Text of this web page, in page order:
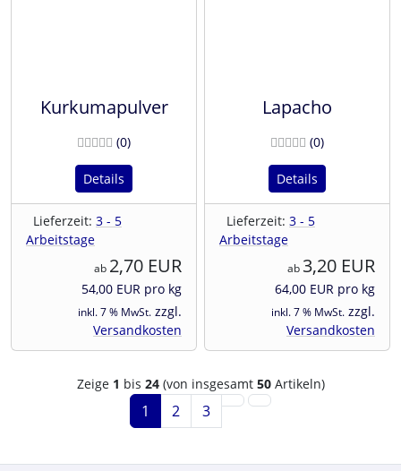
Kurkumapulver
(0Bewertungen
)
Details
Lieferzeit: 3 - 5
Arbeitstage
ab 2,70 EUR
54,00 EUR pro kg
inkl. 7 % MwSt. zzgl.
Versandkosten
Lapacho
(0)
Details
Lieferzeit: 3 - 5
Arbeitstage
ab 3,20 EUR
64,00 EUR pro kg
inkl. 7 % MwSt. zzgl.
Versandkosten
Zeige 1 bis 24(von insgesamt 50Artikeln)
1 2 3